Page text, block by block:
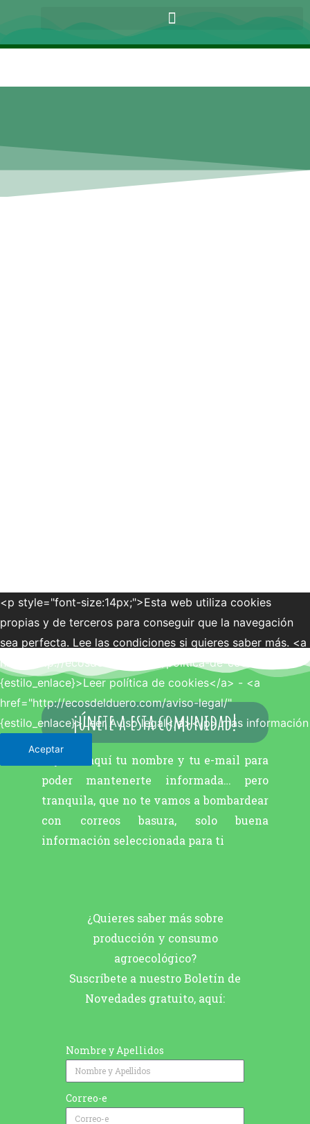
¡únete a esta comunidad!
Déjanos aquí tu nombre y tu e-mail para
poder mantenerte informada… pero
tranquila, que no te vamos a bombardear
con correos basura, solo buena
información seleccionada para ti
¿Quieres saber más sobre
producción y consumo
agroecológico?
Suscríbete a nuestro Boletín de
Novedades gratuito, aquí:
Nombre y Apellidos
Correo-e
<p style="font-size:14px;">Esta web utiliza cookies
propias y de terceros para conseguir que la navegación
sea perfecta. Lee las condiciones si quieres saber más. <a
href="http://ecosdelduero.com/politica-de-cookies/"
{estilo_enlace}>Leer política de cookies</a> - <a
href="http://ecosdelduero.com/aviso-legal/"
{estilo_enlace}>Leer Aviso legal</a></p>más información
Aceptar